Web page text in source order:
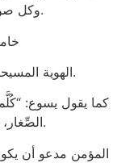
وكل صوم لا يقود إلى العدالة يبقى ناقصاً.
الهوية المسيحية ليست انتماءً نظرياً، بل رسالة تُعاش.
كما يقول يسوع:
الصِّغار، فلي قد صَنَعتُموه” (متى 25. 40).
المؤمن مدعو أن